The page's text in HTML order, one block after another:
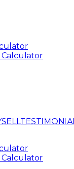
Calculator
SELL
Calculator